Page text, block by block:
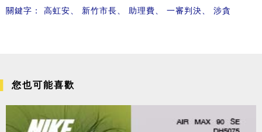
關鍵字： 高虹安、 新竹市長、 助理費、 一審判決、 涉貪
您也可能喜歡